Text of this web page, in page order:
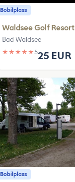
Bobilplass
Waldsee Golf Resort
Bad Waldsee
★ ★ ★ ★ ★525 EUR
Bobilplass